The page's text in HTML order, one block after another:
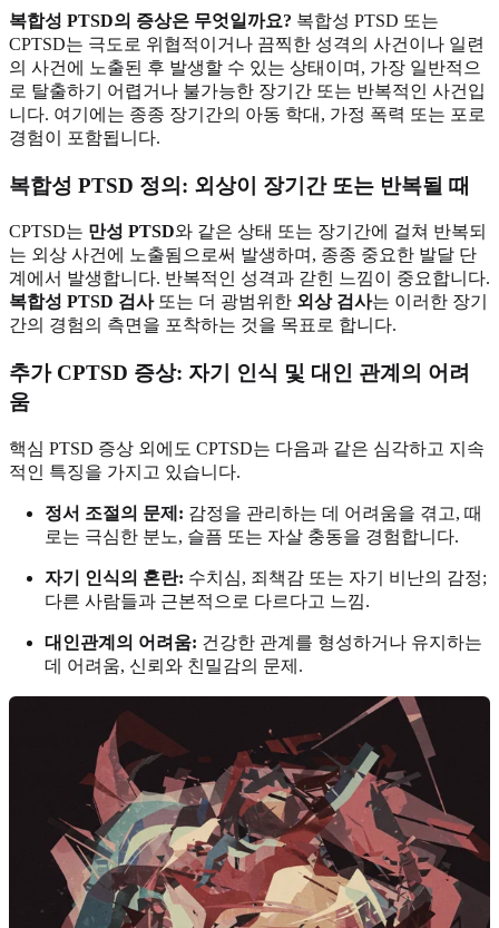
복합성 PTSD의 증상은 무엇일까요? 복합성 PTSD 또는
CPTSD는 극도로 위협적이거나 끔찍한 성격의 사건이나 일련
의 사건에 노출된 후 발생할 수 있는 상태이며, 가장 일반적으
로 탈출하기 어렵거나 불가능한 장기간 또는 반복적인 사건입
니다. 여기에는 종종 장기간의 아동 학대, 가정 폭력 또는 포로
경험이 포함됩니다.
복합성 PTSD 정의: 외상이 장기간 또는 반복될 때
CPTSD는 만성 PTSD와 같은 상태 또는 장기간에 걸쳐 반복되
는 외상 사건에 노출됨으로써 발생하며, 종종 중요한 발달 단
계에서 발생합니다. 반복적인 성격과 갇힌 느낌이 중요합니다.
복합성 PTSD 검사또는 더 광범위한 외상 검사는 이러한 장기
간의 경험의 측면을 포착하는 것을 목표로 합니다.
추가 CPTSD 증상: 자기 인식 및 대인 관계의 어려
움
핵심 PTSD 증상 외에도 CPTSD는 다음과 같은 심각하고 지속
적인 특징을 가지고 있습니다.
정서 조절의 문제: 감정을 관리하는 데 어려움을 겪고, 때
로는 극심한 분노, 슬픔 또는 자살 충동을 경험합니다.
자기 인식의 혼란: 수치심, 죄책감 또는 자기 비난의 감정;
다른 사람들과 근본적으로 다르다고 느낌.
대인관계의 어려움: 건강한 관계를 형성하거나 유지하는
데 어려움, 신뢰와 친밀감의 문제.